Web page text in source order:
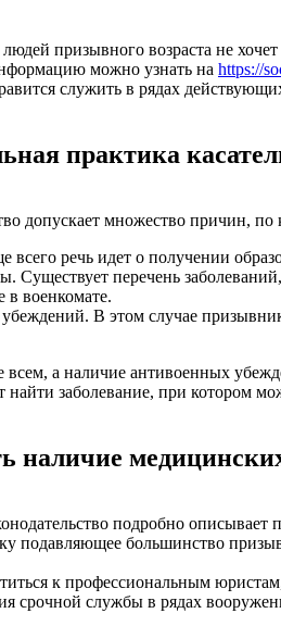
призывного возраста не
можно узнать на https://
служить в рядах
практика
допускает множество причин,
всего речь идет о получении
Существует перечень
в военкомате.
В этом случае
а наличие антивоенных
найти заболевание, при котором
наличие
подробно
подавляющее большинство
к профессиональным
срочной службы в рядах